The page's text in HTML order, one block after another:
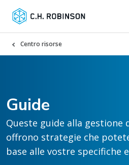
Centro risorse
Guide
Queste guide alla gestione
offrono strategie che
base alle vostre specifiche